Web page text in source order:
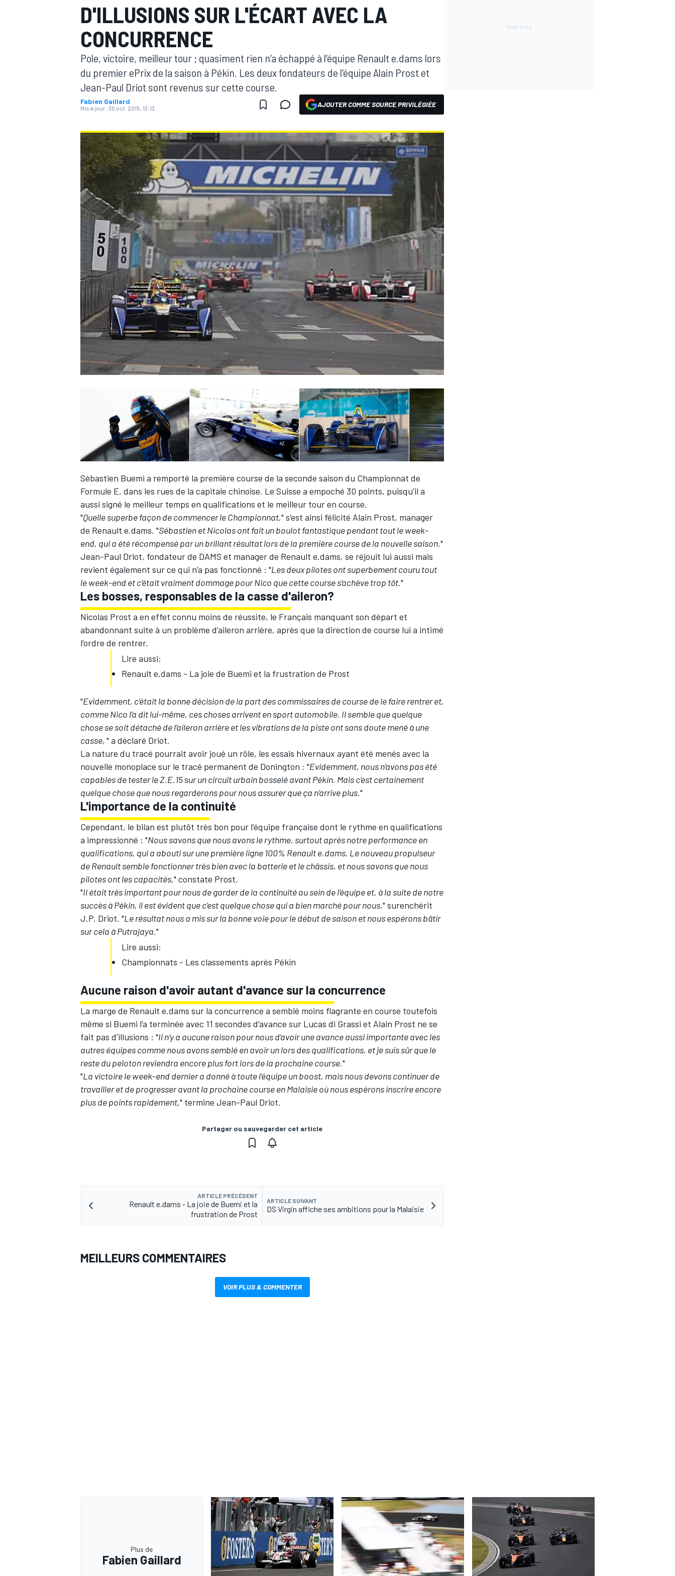
MOTOGP
WRC
AUTRES CHAMPIONNATS
D'ILLUSIONS SUR L'ÉCART AVEC LA
CONCURRENCE
Pole, victoire, meilleur tour ; quasiment rien n’a échappé à l’équipe Renault e.dams lors
du premier ePrix de la saison à Pékin. Les deux fondateurs de l'équipe Alain Prost et
Jean-Paul Driot sont revenus sur cette course.
Fabien Gaillard
Mis à jour: 30 oct. 2015, 13:13 AJOUTER COMME SOURCE PRIVILÉGIÉE
Sébastien Buemi a remporté la première course de la seconde saison du Championnat de
Formule E, dans les rues de la capitale chinoise. Le Suisse a empoché 30 points, puisqu’il a
aussi signé le meilleur temps en qualifications et le meilleur tour en course.
"Quelle superbe façon de commencer le Championnat," s’est ainsi félicité Alain Prost, manager
de Renault e.dams. "Sébastien et Nicolas ont fait un boulot fantastique pendant tout le week-
end, qui a été récompensé par un brillant résultat lors de la première course de la nouvelle saison."
Jean-Paul Driot, fondateur de DAMS et manager de Renault e.dams, se réjouit lui aussi mais
revient également sur ce qui n’a pas fonctionné : "Les deux pilotes ont superbement couru tout
le week-end et c’était vraiment dommage pour Nico que cette course s’achève trop tôt."
Les bosses, responsables de la casse d'aileron?
Nicolas Prost a en effet connu moins de réussite, le Français manquant son départ et
abandonnant suite à un problème d’aileron arrière, après que la direction de course lui a intimé
l’ordre de rentrer.
Lire aussi:
Renault e.dams - La joie de Buemi et la frustration de Prost
"Evidemment, c’était la bonne décision de la part des commissaires de course de le faire rentrer et,
comme Nico l’a dit lui-même, ces choses arrivent en sport automobile. Il semble que quelque
chose se soit détaché de l’aileron arrière et les vibrations de la piste ont sans doute mené à une
casse, " a déclaré Driot.
La nature du tracé pourrait avoir joué un rôle, les essais hivernaux ayant été menés avec la
nouvelle monoplace sur le tracé permanent de Donington : "Evidemment, nous n’avons pas été
capables de tester le Z.E.15 sur un circuit urbain bosselé avant Pékin. Mais c’est certainement
quelque chose que nous regarderons pour nous assurer que ça n’arrive plus."
L'importance de la continuité
Cependant, le bilan est plutôt très bon pour l’équipe française dont le rythme en qualifications
a impressionné : "Nous savons que nous avons le rythme, surtout après notre performance en
qualifications, qui a abouti sur une première ligne 100% Renault e.dams. Le nouveau propulseur
de Renault semble fonctionner très bien avec la batterie et le châssis, et nous savons que nous
pilotes ont les capacités," constate Prost.
"Il était très important pour nous de garder de la continuité au sein de l’équipe et, à la suite de notre
succès à Pékin, il est évident que c’est quelque chose qui a bien marché pour nous," surenchérit
J.P. Driot. "Le résultat nous a mis sur la bonne voie pour le début de saison et nous espérons bâtir
sur cela à Putrajaya."
Lire aussi:
Championnats - Les classements après Pékin
Aucune raison d'avoir autant d'avance sur la concurrence
La marge de Renault e.dams sur la concurrence a semblé moins flagrante en course toutefois
même si Buemi l’a terminée avec 11 secondes d’avance sur Lucas di Grassi et Alain Prost ne se
fait pas d’illusions : "Il n’y a aucune raison pour nous d’avoir une avance aussi importante avec les
autres équipes comme nous avons semblé en avoir un lors des qualifications, et je suis sûr que le
reste du peloton reviendra encore plus fort lors de la prochaine course."
"La victoire le week-end dernier a donné à toute l’équipe un boost, mais nous devons continuer de
travailler et de progresser avant la prochaine course en Malaisie où nous espérons inscrire encore
plus de points rapidement," termine Jean-Paul Driot.
Partager ou sauvegarder cet article
ARTICLE PRÉCÉDENT
Renault e.dams - La joie de Buemi et la
frustration de Prost
ARTICLE SUIVANT
DS Virgin affiche ses ambitions pour la Malaisie
MEILLEURS COMMENTAIRES
VOIR PLUS & COMMENTER
Plus de
Fabien Gaillard